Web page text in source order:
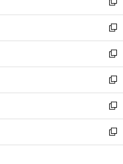
開
く
ド
ウ
で
開
く
ィ
ン
ド
ウ
で
開
く
い
ウ
ィ
ン
ド
ウ
で
開
く
新
し
い
ウ
ィ
ン
ド
ウ
で
開
く
新
し
い
ウ
ィ
ン
ド
ウ
で
開
新
し
い
ウ
ィ
ン
ド
ウ
新
し
い
ウ
ィ
ン
新
し
い
ウ
新
し